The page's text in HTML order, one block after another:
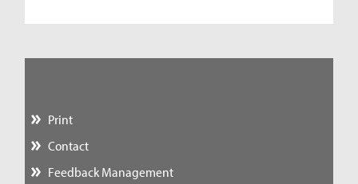
Print
Contact
Feedback Management